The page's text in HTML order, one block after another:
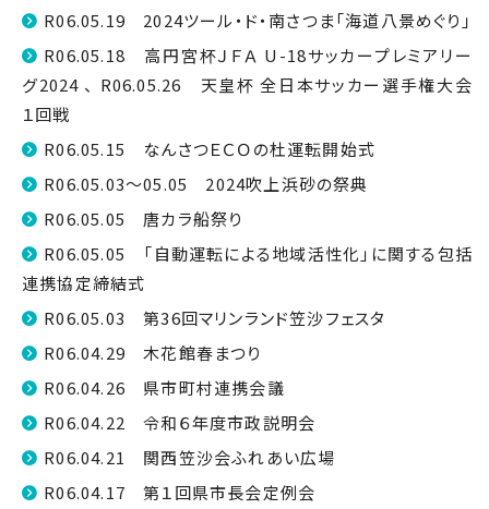
R06.05.19 2024ツール・ド・南さつま「海道八景めぐり」
R06.05.18 高円宮杯ＪＦＡ U-18サッカープレミアリー
グ2024 、 R06.05.26 天皇杯 全日本サッカー選手権大会
１回戦
R06.05.15 なんさつＥＣＯの杜運転開始式
R06.05.03～05.05 2024吹上浜砂の祭典
R06.05.05 唐カラ船祭り
R06.05.05 「自動運転による地域活性化」に関する包括
連携協定締結式
R06.05.03 第36回マリンランド笠沙フェスタ
R06.04.29 木花館春まつり
R06.04.26 県市町村連携会議
R06.04.22 令和６年度市政説明会
R06.04.21 関西笠沙会ふれあい広場
R06.04.17 第１回県市長会定例会